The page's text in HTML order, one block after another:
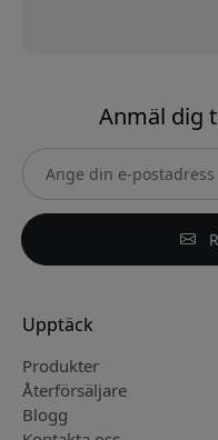
Anmäl dig
Upptäck
Produkter
Återförsäljare
Blogg